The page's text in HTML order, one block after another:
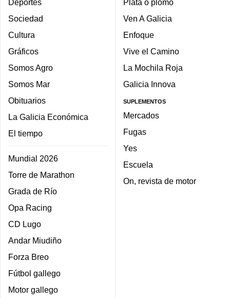
Deportes
Sociedad
Cultura
Gráficos
Somos Agro
Somos Mar
Obituarios
La Galicia Económica
El tiempo
Mundial 2026
Torre de Marathon
Grada de Río
Opa Racing
CD Lugo
Andar Miudiño
Forza Breo
Fútbol gallego
Motor gallego
Plata o plomo
Ven A Galicia
Enfoque
Vive el Camino
La Mochila Roja
Galicia Innova
SUPLEMENTOS
Mercados
Fugas
Yes
Escuela
On, revista de motor